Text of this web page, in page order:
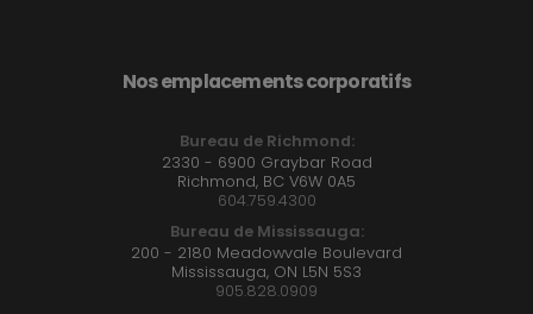
Nos emplacements corporatifs
Bureau de Richmond:
2330 - 6900 Graybar Road
Richmond, BC V6W 0A5
604.759.4300
Bureau de Mississauga:
200 - 2180 Meadowvale Boulevard
Mississauga, ON L5N 5S3
905.828.0909